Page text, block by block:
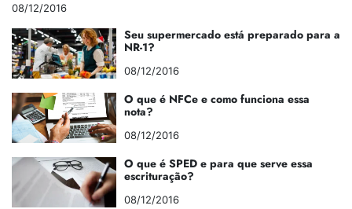
08/12/2016
Seu supermercado está preparado para a
NR-1?
08/12/2016
O que é NFCe e como funciona essa
nota?
08/12/2016
O que é SPED e para que serve essa
escrituração?
08/12/2016